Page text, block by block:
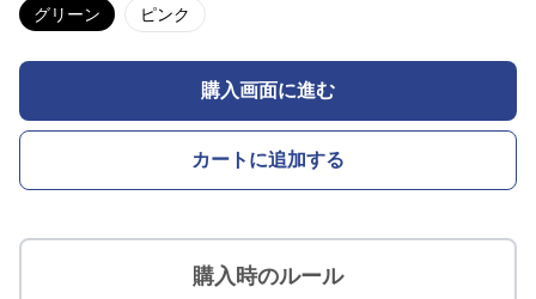
グリーン ピンク
購入画面に進む
カートに追加する
購入時のルール